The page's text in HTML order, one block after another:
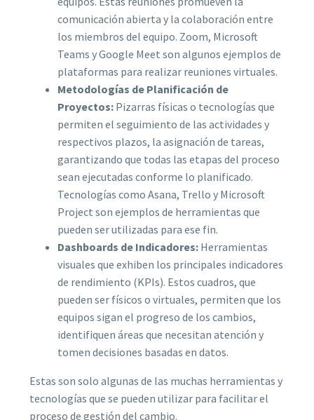
comunicación abierta y la colaboración entre
los miembros del equipo. Zoom, Microsoft
Teams y Google Meet son algunos ejemplos de
plataformas para realizar reuniones virtuales.
Metodologías de Planificación de
Proyectos: Pizarras físicas o tecnologías que
permiten el seguimiento de las actividades y
respectivos plazos, la asignación de tareas,
garantizando que todas las etapas del proceso
sean ejecutadas conforme lo planificado.
Tecnologías como Asana, Trello y Microsoft
Project son ejemplos de herramientas que
pueden ser utilizadas para ese fin.
Dashboards de Indicadores: Herramientas
visuales que exhiben los principales indicadores
de rendimiento (KPIs). Estos cuadros, que
pueden ser físicos o virtuales, permiten que los
equipos sigan el progreso de los cambios,
identifiquen áreas que necesitan atención y
tomen decisiones basadas en datos.
Estas son solo algunas de las muchas herramientas y
tecnologías que se pueden utilizar para facilitar el
proceso de gestión del cambio.